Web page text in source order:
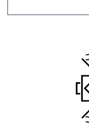
Media